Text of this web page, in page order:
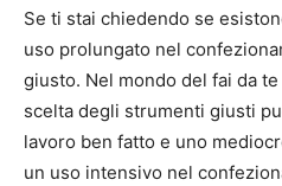
Se ti stai chiedendo se
uso prolungato nel
giusto. Nel mondo del fai da te
scelta degli strumenti giusti
lavoro ben fatto e uno
un uso intensivo nel